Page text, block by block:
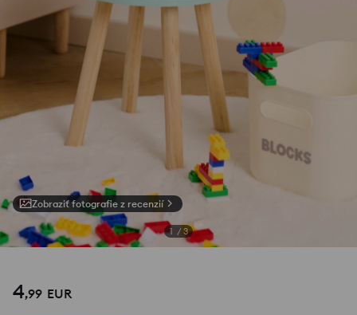
Zobraziť fotografie z recenzií
1 / 3
4,99 EUR